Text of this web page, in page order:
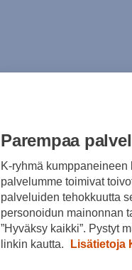
Parempaa
K-ryhmä
palvelumme toimivat
palveluiden tehokkuutta
personoidun mainonnan
”Hyväksy kaikki”. Pystyt
linkin kautta.
Lisätietoja